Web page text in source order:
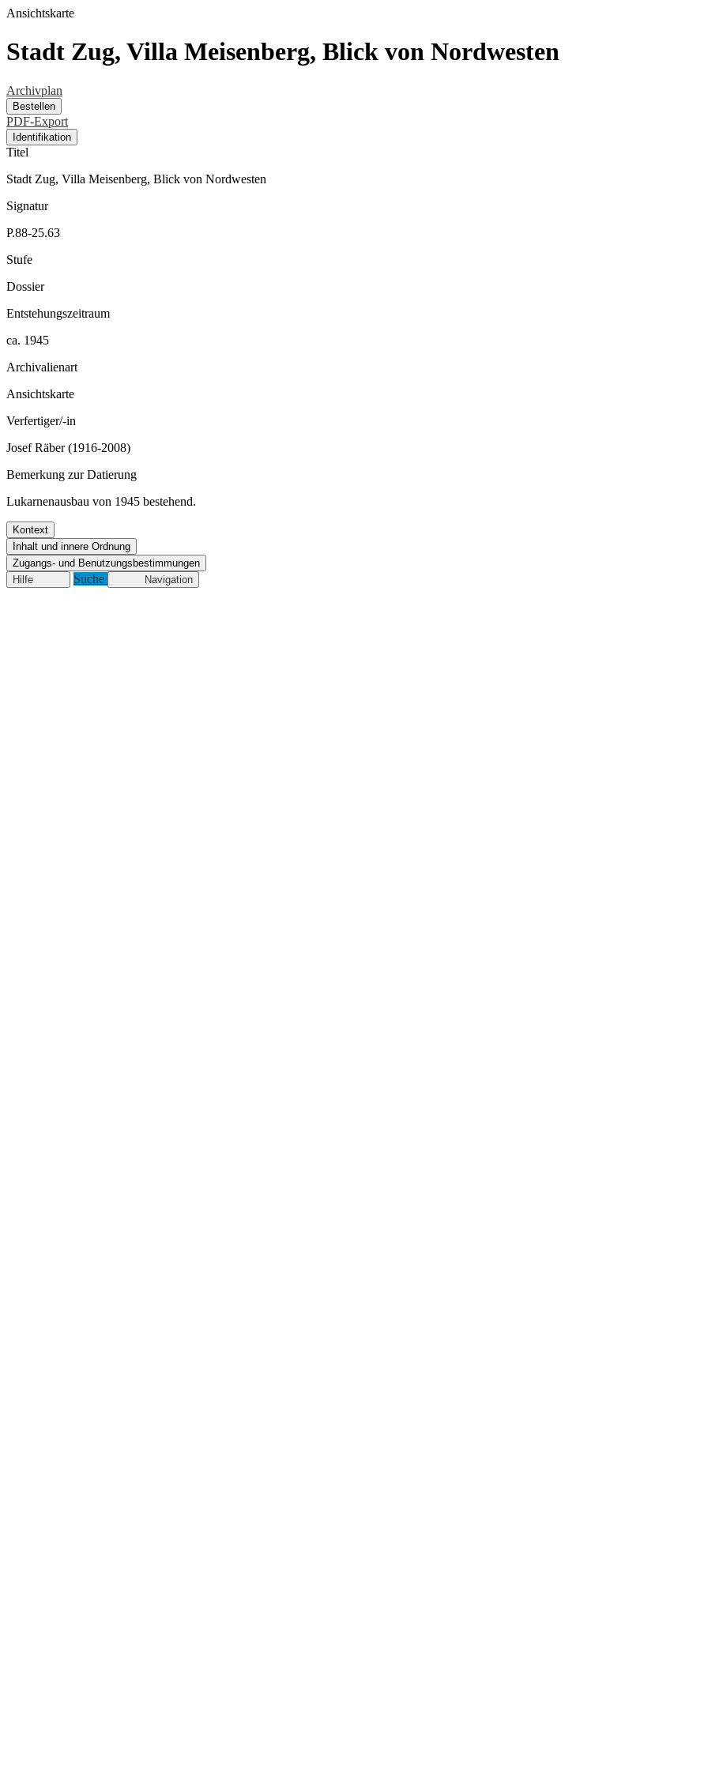
Ansichtskarte
Stadt Zug, Villa Meisenberg, Blick von Nordwesten
Archivplan
Bestellen
PDF-Export
Identifikation
Titel
Stadt Zug, Villa Meisenberg, Blick von Nordwesten
Signatur
P.88-25.63
Stufe
Dossier
Entstehungszeitraum
ca. 1945
Archivalienart
Ansichtskarte
Verfertiger/-in
Josef Räber (1916-2008)
Bemerkung zur Datierung
Lukarnenausbau von 1945 bestehend.
Kontext
Inhalt und innere Ordnung
Zugangs- und Benutzungsbestimmungen
Hilfe
Suche Navigation